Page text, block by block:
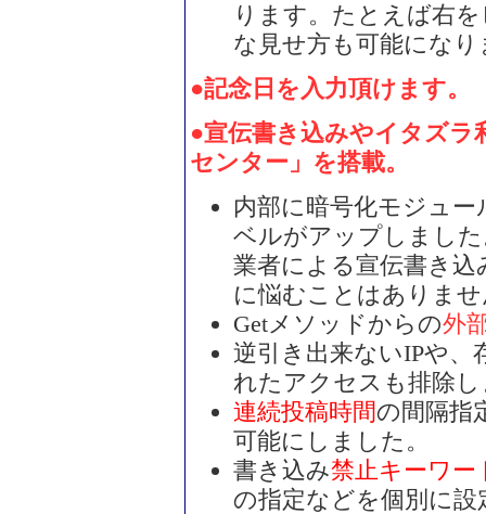
ります。たとえば右
な見せ方も可能になり
●記念日を入力頂けます。
●宣伝書き込みやイタズ
センター」を搭載。
内部に暗号化モジュ
ベルがアップしまし
業者による宣伝書き
に悩むことはありま
Getメソッドからの外
逆引き出来ないIPや
れたアクセスも排除
連続投稿時間の間隔指
可能にしました。
書き込み禁止キーワー
の指定などを個別に設